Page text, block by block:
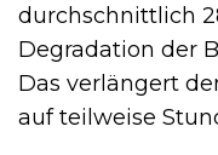
durchschnittlich
Degradation der
Das verlängert
auf teilweise